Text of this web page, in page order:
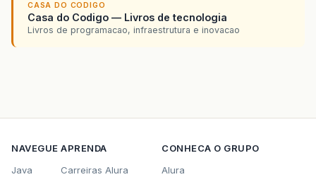
CASA DO CODIGO
Casa do Codigo — Livros de tecnologia
Livros de programacao, infraestrutura e inovacao
NAVEGUE
Java
APRENDA
Carreiras Alura
CONHECA O GRUPO
Alura